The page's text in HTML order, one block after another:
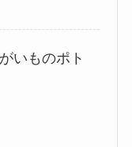
いものポト